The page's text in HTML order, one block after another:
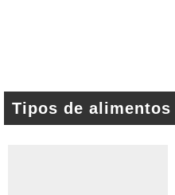
Tipos de alimentos